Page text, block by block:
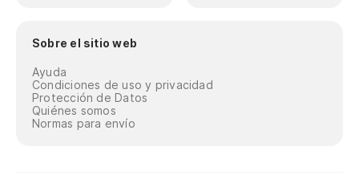
Sobre el sitio web
Ayuda
Condiciones de uso y privacidad
Protección de Datos
Quiénes somos
Normas para envío